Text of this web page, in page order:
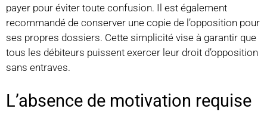
payer pour éviter toute confusion. Il est également
recommandé de conserver une copie de l’opposition pour
ses propres dossiers. Cette simplicité vise à garantir que
tous les débiteurs puissent exercer leur droit d’opposition
sans entraves.
L’absence de motivation requise